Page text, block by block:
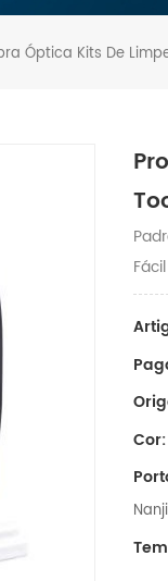
Óptica Kits De
Cor: